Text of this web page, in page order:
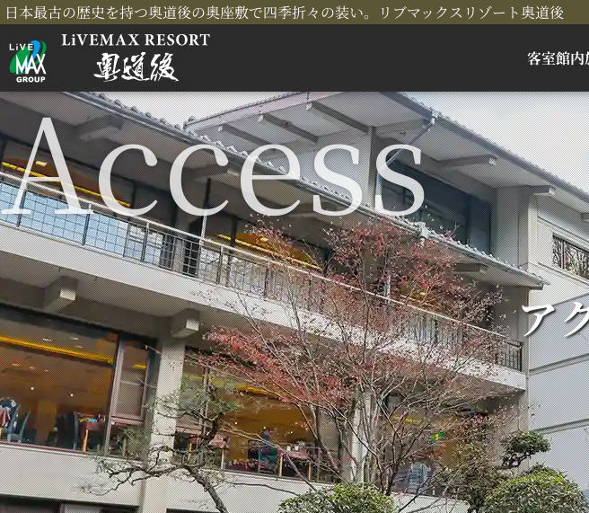
日本最古の歴史を持つ奥道後の奥座敷で四季折々の装い。リブマックスリゾート奥道後
客室館内
ア